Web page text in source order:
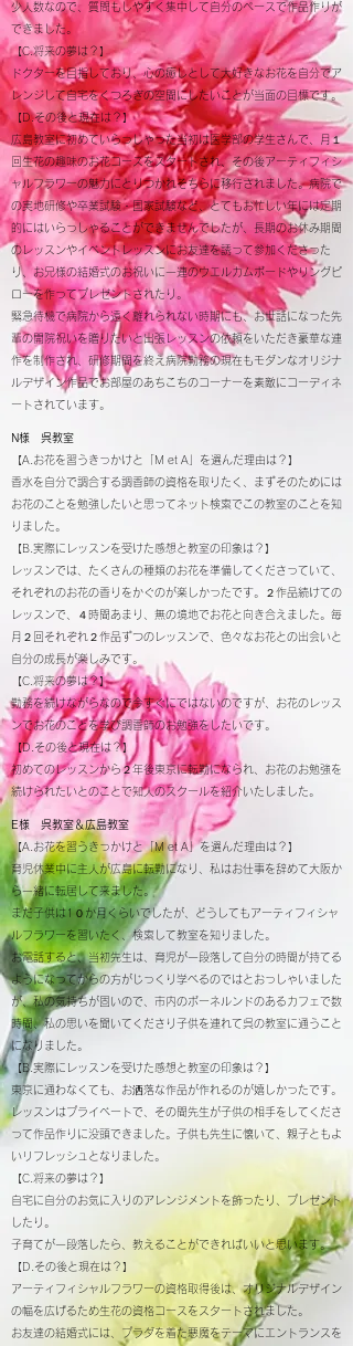
少人数なので、質問もしやすく集中して自分のペースで作品作りが
できました。
【C.将来の夢は？】
ドクターを目指しており、心の癒しとして大好きなお花を自分でア
レンジして自宅をくつろぎの空間にしたいことが当面の目標です。
【D.その後と現在は？】
広島教室に初めていらっしゃった当初は医学部の学生さんで、月１
回生花の趣味のお花コースをスタートされ、その後アーティフィシ
ャルフラワーの魅力にとりつかれそちらに移行されました。病院で
の実地研修や卒業試験・国家試験など、とてもお忙しい年には定期
的にはいらっしゃることができませんでしたが、長期のお休み期間
のレッスンやイベントレッスンにお友達を誘って参加くださった
り、お兄様の結婚式のお祝いに一連のウエルカムボードやリングピ
ローを作ってプレゼントされたり。
緊急待機で病院から遠く離れられない時期にも、お世話になった先
輩の開院祝いを贈りたいと出張レッスンの依頼をいただき豪華な連
作を制作され、研修期間を終え病院勤務の現在もモダンなオリジナ
ルデザイン作品でお部屋のあちこちのコーナーを素敵にコーディネ
ートされています。
N様 呉教室
【A.お花を習うきっかけと「M et A」を選んだ理由は？】
香水を自分で調合する調香師の資格を取りたく、まずそのためには
お花のことを勉強したいと思ってネット検索でこの教室のことを知
りました。
【B.実際にレッスンを受けた感想と教室の印象は？】
レッスンでは、たくさんの種類のお花を準備してくださっていて、
それぞれのお花の香りをかぐのが楽しかったです。２作品続けての
レッスンで、４時間あまり、無の境地でお花と向き合えました。毎
月２回それぞれ２作品ずつのレッスンで、色々なお花との出会いと
自分の成長が楽しみです。
【C.将来の夢は？】
勤務を続けながらなので今すぐにではないのですが、お花のレッス
ンでお花のことを学び調香師のお勉強をしたいです。
【D.その後と現在は？】
初めてのレッスンから２年後東京に転勤になられ、お花のお勉強を
続けられたいとのことで知人のスクールを紹介いたしました。
E様 呉教室＆広島教室
【A.お花を習うきっかけと「M et A」を選んだ理由は？】
育児休業中に主人が広島に転勤になり、私はお仕事を辞めて大阪か
ら一緒に転居して来ました。
まだ子供は1０か月くらいでしたが、どうしてもアーティフィシャ
ルフラワーを習いたく、検索して教室を知りました。
お電話すると、当初先生は、育児が一段落して自分の時間が持てる
ようになってからの方がじっくり学べるのではとおっしゃいました
が、私の気持ちが固いので、市内のボーネルンドのあるカフェで数
時間、私の思いを聞いてくださり子供を連れて呉の教室に通うこと
になりました。
【B.実際にレッスンを受けた感想と教室の印象は？】
東京に通わなくても、お洒落な作品が作れるのが嬉しかったです。
レッスンはプライベートで、その間先生が子供の相手をしてくださ
って作品作りに没頭できました。子供も先生に懐いて、親子ともよ
いリフレッシュとなりました。
【C.将来の夢は？】
自宅に自分のお気に入りのアレンジメントを飾ったり、プレゼント
したり。
子育てが一段落したら、教えることができればいいと思います。
【D.その後と現在は？】
アーティフィシャルフラワーの資格取得後は、オリジナルデザイン
の幅を広げるため生花の資格コースをスタートされました。
お友達の結婚式には、プラダを着た悪魔をテーマにエントランスを